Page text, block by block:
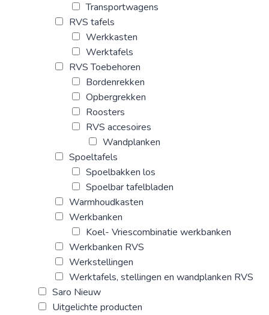
Transportwagens
RVS tafels
Werkkasten
Werktafels
RVS Toebehoren
Bordenrekken
Opbergrekken
Roosters
RVS accesoires
Wandplanken
Spoeltafels
Spoelbakken los
Spoelbar tafelbladen
Warmhoudkasten
Werkbanken
Koel- Vriescombinatie werkbanken
Werkbanken RVS
Werkstellingen
Werktafels, stellingen en wandplanken RVS
Saro Nieuw
Uitgelichte producten